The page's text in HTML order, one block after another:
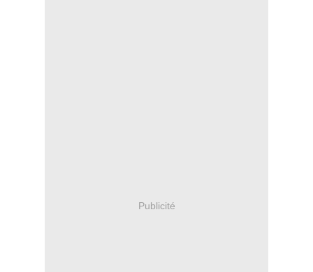
Publicité